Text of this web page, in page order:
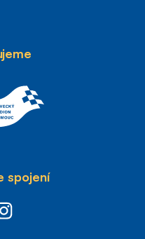
spojení